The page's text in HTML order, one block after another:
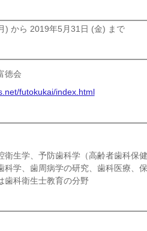
) から 2019年5月31日 (金) まで
徳会
futokukai/index.html
衛生学、予防歯科学（高齢者歯科保健
科学、歯周病学の研究、歯科医療、保
歯科衛生士教育の分野